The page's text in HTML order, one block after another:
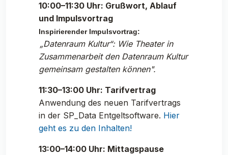
10:00–11:30 Uhr: Grußwort, Ablauf
und Impulsvortrag
Inspirierender Impulsvortrag:
„Datenraum Kultur“: Wie Theater in
Zusammenarbeit den Datenraum Kultur
gemeinsam gestalten können".
11:30–13:00 Uhr: Tarifvertrag
Anwendung des neuen Tarifvertrags
in der SP_Data Entgeltsoftware. Hier
geht es zu den Inhalten!
13:00–14:00 Uhr: Mittagspause